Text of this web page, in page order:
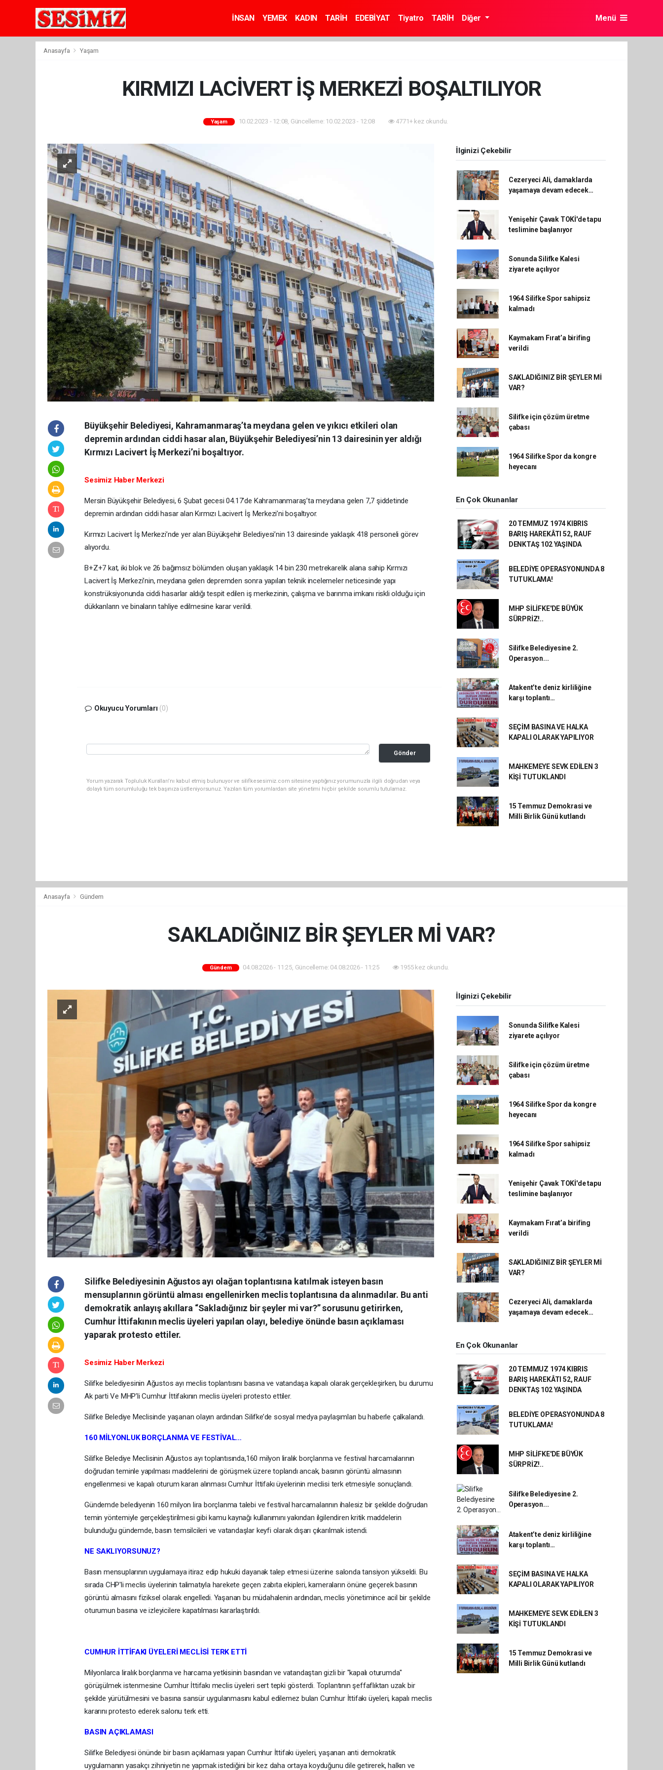
İNSAN YEMEK KADIN TARİH EDEBİYAT Tiyatro TARİH Diğer Menü
Anasayfa Yaşam
KIRMIZI LACİVERT İŞ MERKEZİ BOŞALTILIYOR
Yaşam 10.02.2023 - 12:08, Güncelleme: 10.02.2023 - 12:08 4771+ kez okundu.
Büyükşehir Belediyesi, Kahramanmaraş’ta meydana gelen ve yıkıcı etkileri olan
depremin ardından ciddi hasar alan, Büyükşehir Belediyesi’nin 13 dairesinin yer aldığı
Kırmızı Lacivert İş Merkezi’ni boşaltıyor.
Sesimiz Haber Merkezi
Mersin Büyükşehir Belediyesi, 6 Şubat gecesi 04.17’de Kahramanmaraş’ta meydana gelen 7,7 şiddetinde
depremin ardından ciddi hasar alan Kırmızı Lacivert İş Merkezi’ni boşaltıyor.
Kırmızı Lacivert İş Merkezi’nde yer alan Büyükşehir Belediyesi’nin 13 dairesinde yaklaşık 418 personeli görev
alıyordu.
B+Z+7 kat, iki blok ve 26 bağımsız bölümden oluşan yaklaşık 14 bin 230 metrekarelik alana sahip Kırmızı
Lacivert İş Merkezi’nin, meydana gelen depremden sonra yapılan teknik incelemeler neticesinde yapı
konstrüksiyonunda ciddi hasarlar aldığı tespit edilen iş merkezinin, çalışma ve barınma imkanı riskli olduğu için
dükkanların ve binaların tahliye edilmesine karar verildi.
Okuyucu Yorumları (0)
Gönder
Yorum yazarak Topluluk Kuralları’nı kabul etmiş bulunuyor ve silifkesesimiz.com sitesine yaptığınız yorumunuzla ilgili doğrudan veya
dolaylı tüm sorumluluğu tek başınıza üstleniyorsunuz. Yazılan tüm yorumlardan site yönetimi hiçbir şekilde sorumlu tutulamaz.
İlginizi Çekebilir
Cezeryeci Ali, damaklarda
yaşamaya devam edecek…
Yenişehir Çavak TOKİ'de tapu
teslimine başlanıyor
Sonunda Silifke Kalesi
ziyarete açılıyor
1964 Silifke Spor sahipsiz
kalmadı
Kaymakam Fırat’a birifing
verildi
SAKLADIĞINIZ BİR ŞEYLER Mİ
VAR?
Silifke için çözüm üretme
çabası
1964 Silifke Spor da kongre
heyecanı
En Çok Okunanlar
20 TEMMUZ 1974 KIBRIS
BARIŞ HAREKÂTI 52, RAUF
DENKTAŞ 102 YAŞINDA
BELEDİYE OPERASYONUNDA 8
TUTUKLAMA!
MHP SİLİFKE'DE BÜYÜK
SÜRPRİZ!..
Silifke Belediyesine 2.
Operasyon...
Atakent’te deniz kirliliğine
karşı toplantı…
SEÇİM BASINA VE HALKA
KAPALI OLARAK YAPILIYOR
MAHKEMEYE SEVK EDİLEN 3
KİŞİ TUTUKLANDI
15 Temmuz Demokrasi ve
Milli Birlik Günü kutlandı
Anasayfa Gündem
SAKLADIĞINIZ BİR ŞEYLER Mİ VAR?
Gündem 04.08.2026 - 11:25, Güncelleme: 04.08.2026 - 11:25 1955 kez okundu.
Silifke Belediyesinin Ağustos ayı olağan toplantısına katılmak isteyen basın
mensuplarının görüntü alması engellenirken meclis toplantısına da alınmadılar. Bu anti
demokratik anlayış akıllara “Sakladığınız bir şeyler mi var?” sorusunu getirirken,
Cumhur İttifakının meclis üyeleri yapılan olayı, belediye önünde basın açıklaması
yaparak protesto ettiler.
Sesimiz Haber Merkezi
Silifke belediyesinin Ağustos ayı meclis toplantısını basına ve vatandaşa kapalı olarak gerçekleşirken, bu durumu
Ak parti Ve MHP’li Cumhur İttifakının meclis üyeleri protesto ettiler.
Silifke Belediye Meclisinde yaşanan olayın ardından Silifke’de sosyal medya paylaşımları bu haberle çalkalandı.
160 MİLYONLUK BORÇLANMA VE FESTİVAL…
Silifke Belediye Meclisinin Ağustos ayı toplantısında,160 milyon liralık borçlanma ve festival harcamalarının
doğrudan teminle yapılması maddelerini de görüşmek üzere toplandı ancak, basının görüntü almasının
engellenmesi ve kapalı oturum kararı alınması Cumhur İttifakı üyelerinin meclisi terk etmesiyle sonuçlandı.
Gündemde belediyenin 160 milyon lira borçlanma talebi ve festival harcamalarının ihalesiz bir şekilde doğrudan
temin yöntemiyle gerçekleştirilmesi gibi kamu kaynağı kullanımını yakından ilgilendiren kritik maddelerin
bulunduğu gündemde, basın temsilcileri ve vatandaşlar keyfi olarak dışarı çıkarılmak istendi.
NE SAKLIYORSUNUZ?
Basın mensuplarının uygulamaya itiraz edip hukuki dayanak talep etmesi üzerine salonda tansiyon yükseldi. Bu
sırada CHP'li meclis üyelerinin talimatıyla harekete geçen zabıta ekipleri, kameraların önüne geçerek basının
görüntü almasını fiziksel olarak engelledi. Yaşanan bu müdahalenin ardından, meclis yönetimince acil bir şekilde
oturumun basına ve izleyicilere kapatılması kararlaştırıldı.
CUMHUR İTTİFAKI ÜYELERİ MECLİSİ TERK ETTİ
Milyonlarca liralık borçlanma ve harcama yetkisinin basından ve vatandaştan gizli bir "kapalı oturumda"
görüşülmek istenmesine Cumhur İttifakı meclis üyeleri sert tepki gösterdi. Toplantının şeffaflıktan uzak bir
şekilde yürütülmesini ve basına sansür uygulanmasını kabul edilemez bulan Cumhur İttifakı üyeleri, kapalı meclis
kararını protesto ederek salonu terk etti.
BASIN AÇIKLAMASI
Silifke Belediyesi önünde bir basın açıklaması yapan Cumhur İttifakı üyeleri, yaşanan anti demokratik
uygulamanın yasakçı zihniyetin ne yapmak istediğini bir kez daha ortaya koyduğunu dile getirerek, halkın ve
İlginizi Çekebilir
Sonunda Silifke Kalesi
ziyarete açılıyor
Silifke için çözüm üretme
çabası
1964 Silifke Spor da kongre
heyecanı
1964 Silifke Spor sahipsiz
kalmadı
Yenişehir Çavak TOKİ'de tapu
teslimine başlanıyor
Kaymakam Fırat’a birifing
verildi
SAKLADIĞINIZ BİR ŞEYLER Mİ
VAR?
Cezeryeci Ali, damaklarda
yaşamaya devam edecek…
En Çok Okunanlar
20 TEMMUZ 1974 KIBRIS
BARIŞ HAREKÂTI 52, RAUF
DENKTAŞ 102 YAŞINDA
BELEDİYE OPERASYONUNDA 8
TUTUKLAMA!
MHP SİLİFKE'DE BÜYÜK
SÜRPRİZ!..
Silifke Belediyesine 2.
Operasyon...
Atakent’te deniz kirliliğine
karşı toplantı…
SEÇİM BASINA VE HALKA
KAPALI OLARAK YAPILIYOR
MAHKEMEYE SEVK EDİLEN 3
KİŞİ TUTUKLANDI
15 Temmuz Demokrasi ve
Milli Birlik Günü kutlandı